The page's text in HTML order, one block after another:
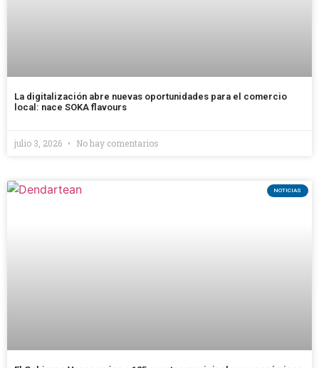
La digitalización abre nuevas oportunidades para el comercio
local: nace SOKA flavours
julio 3, 2026 No hay comentarios
NOTICIAS